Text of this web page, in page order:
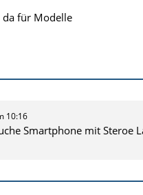
da für Modelle
10:16
Smartphone mit Steroe